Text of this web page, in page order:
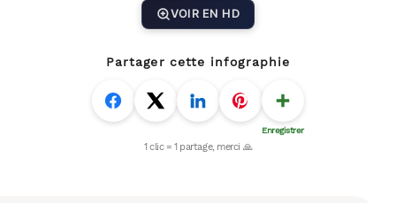
VOIR EN HD
Partager cette infographie